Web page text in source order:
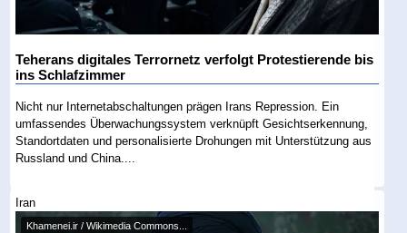
Teherans digitales Terrornetz verfolgt Protestierende bis
ins Schlafzimmer
Nicht nur Internetabschaltungen prägen Irans Repression. Ein
umfassendes Überwachungssystem verknüpft Gesichtserkennung,
Standortdaten und personalisierte Drohungen mit Unterstützung aus
Russland und China....
Iran
Khamenei.ir / Wikimedia Commons...